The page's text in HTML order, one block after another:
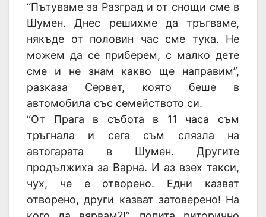
“Пътуваме за Разград и от снощи сме в
Шумен. Днес решихме да тръгваме,
някъде от половин час сме тука. Не
можем да се приберем, с малко дете
сме и не знам какво ще направим”,
разказа Сервет, която беше в
автомобила със семейството си.
“От Прага в събота в 11 часа съм
тръгнала и сега съм слязла на
автогарата в Шумен. Другите
продължиха за Варна. И аз взех такси,
чух, че е отворено. Едни казват
отворено, други казват затоверено! На